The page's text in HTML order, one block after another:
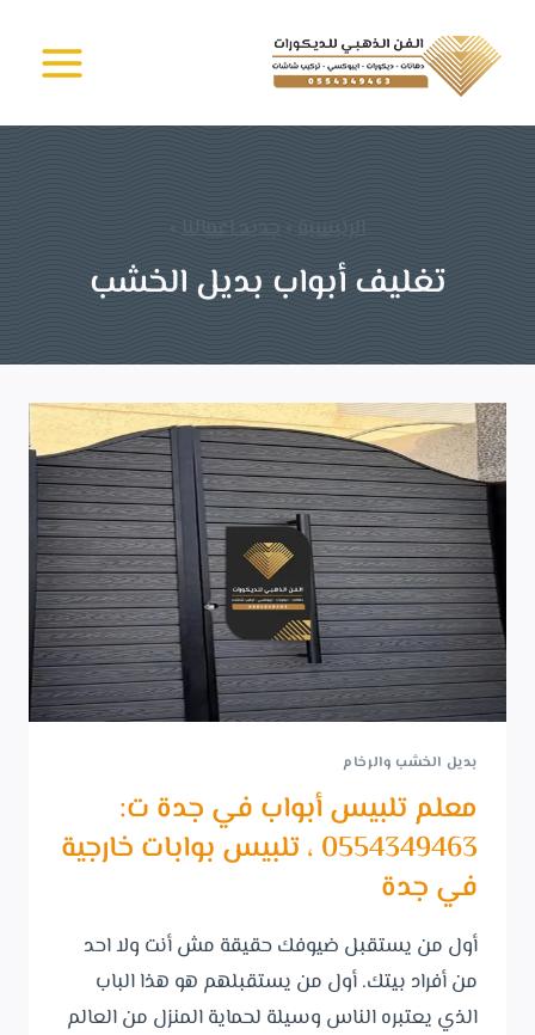
المحتوى
الرئيسية » جديد اعمالنا »
تغليف أبواب بديل الخشب
بديل الخشب والرخام
معلم تلبيس أبواب في جدة ت:
0554349463 ، تلبيس بوابات خارجية
في جدة
أول من يستقبل ضيوفك حقيقة مش أنت ولا احد
من أفراد بيتك. أول من يستقبلهم هو هذا الباب
الذي يعتبره الناس وسيلة لحماية المنزل من العالم